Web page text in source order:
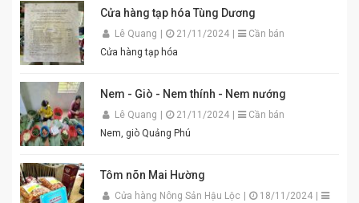
#BunDauMamTom #GiaViTruyenThong
#DacSanVietNam #TikTokShop #AnQuyThienHuong
Cửa hàng tạp hóa Tùng Dương
Lê Quang 21/11/2024
Cần bán
Cửa hàng tạp hóa
Nem - Giò - Nem thính - Nem nướng
Lê Quang 21/11/2024
Cần bán
Nem, giò Quảng Phú
Tôm nõn Mai Hường
Cửa hàng Nông Sản Hậu Lộc 18/11/2024